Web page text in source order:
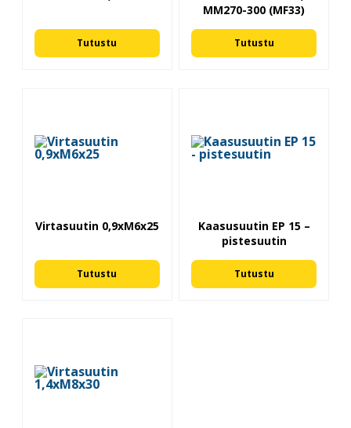
Tutustu
MM270-300 (MF33)
Tutustu
Virtasuutin 0,9xM6x25
Tutustu
Kaasusuutin EP 15 –
pistesuutin
Tutustu